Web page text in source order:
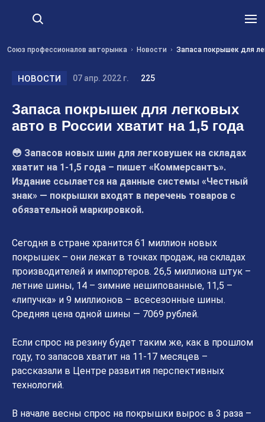
Союз профессионалов авторынка Новости Запаса покрышек для
НОВОСТИ 07 апр. 2022 г. 225
Запаса покрышек для легковых
авто в России хватит на 1,5 года
😳 Запасов новых шин для легковушек на складах
хватит на 1-1,5 года – пишет «Коммерсантъ».
Издание ссылается на данные системы «Честный
знак» — покрышки входят в перечень товаров с
обязательной маркировкой.
Сегодня в стране хранится 61 миллион новых
покрышек – они лежат в точках продаж, на складах
производителей и импортеров. 26,5 миллиона штук –
летние шины, 14 – зимние нешипованные, 11,5 –
«липучка» и 9 миллионов – всесезонные шины.
Средняя цена одной шины — 7069 рублей.
Если спрос на резину будет таким же, как в прошлом
году, то запасов хватит на 11-17 месяцев –
рассказали в Центре развития перспективных
технологий.
В начале весны спрос на покрышки вырос в 3 раза –